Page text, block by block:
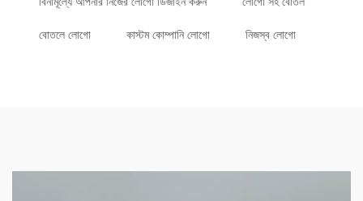
বোতলে লোগো কাস্টম কোম্পানি লোগো নিজস্ব লোগো